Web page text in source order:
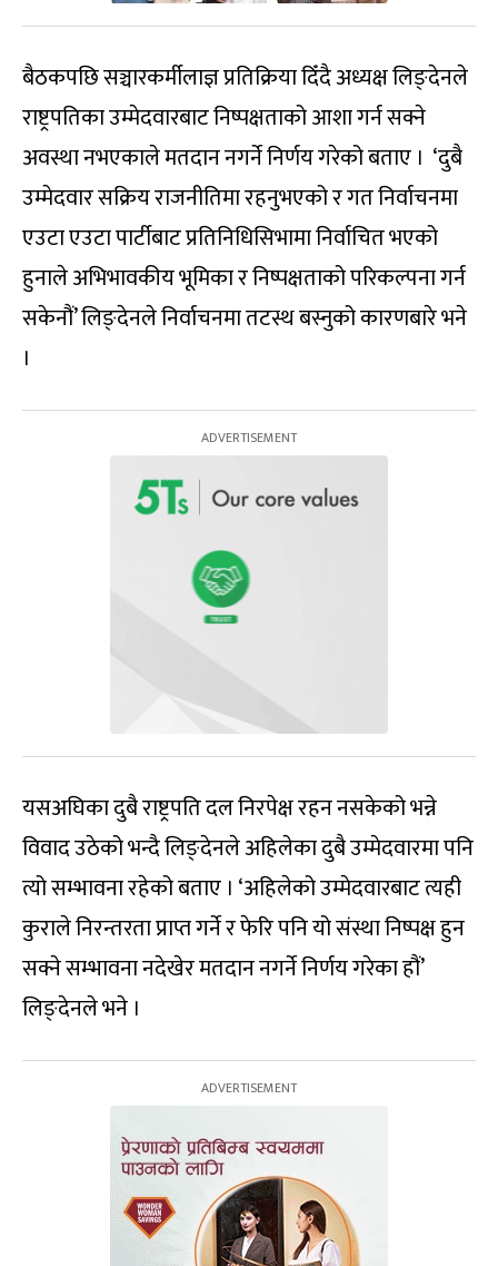
बैठकपछि सञ्चारकर्मीलाज्ञ प्रतिक्रिया दिँदै अध्यक्ष लिङ्देनले
राष्ट्रपतिका उम्मेदवारबाट निष्पक्षताको आशा गर्न सक्ने
अवस्था नभएकाले मतदान नगर्ने निर्णय गरेको बताए । ‘दुबै
उम्मेदवार सक्रिय राजनीतिमा रहनुभएको र गत निर्वाचनमा
एउटा एउटा पार्टीबाट प्रतिनिधिसिभामा निर्वाचित भएको
हुनाले अभिभावकीय भूमिका र निष्पक्षताको परिकल्पना गर्न
सकेनौं’ लिङ्देनले निर्वाचनमा तटस्थ बस्नुको कारणबारे भने
।
यसअघिका दुबै राष्ट्रपति दल निरपेक्ष रहन नसकेको भन्ने
विवाद उठेको भन्दै लिङ्देनले अहिलेका दुबै उम्मेदवारमा पनि
त्यो सम्भावना रहेको बताए । ‘अहिलेको उम्मेदवारबाट त्यही
कुराले निरन्तरता प्राप्त गर्ने र फेरि पनि यो संस्था निष्पक्ष हुन
सक्ने सम्भावना नदेखेर मतदान नगर्ने निर्णय गरेका हौं’
लिङ्देनले भने ।